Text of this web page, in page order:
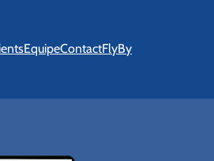
EquipeContactFlyBy